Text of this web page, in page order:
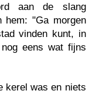
aan de slang
hem: "Ga morgen
vinden kunt, in
eens wat fijns
kerel was en niets